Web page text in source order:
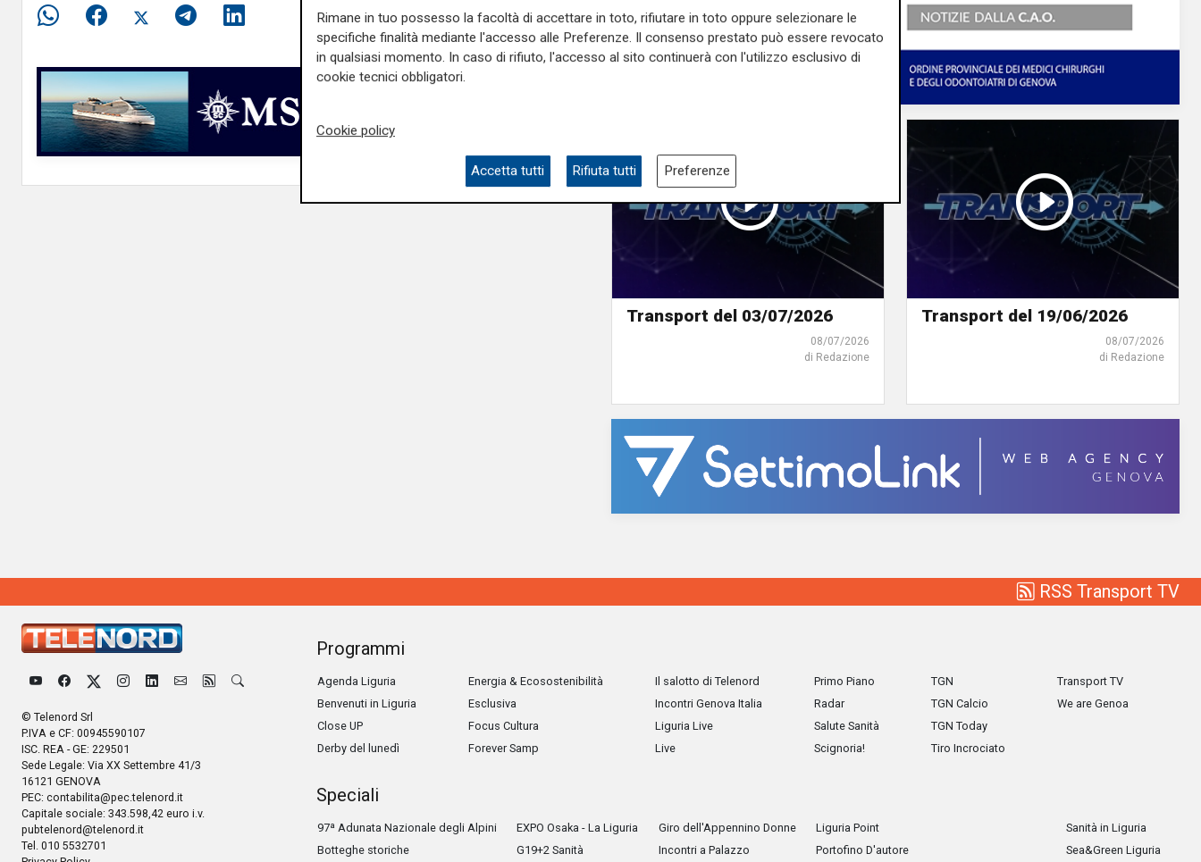
Transport del 03/07/2026
08/07/2026
di Redazione
Transport del 19/06/2026
08/07/2026
di Redazione
RSS Transport TV
© Telenord Srl
P.IVA e CF: 00945590107
ISC. REA - GE: 229501
Sede Legale: Via XX Settembre 41/3
16121 GENOVA
PEC: contabilita@pec.telenord.it
Capitale sociale: 343.598,42 euro i.v.
pubtelenord@telenord.it
Tel. 010 5532701
Programmi
Agenda Liguria
Benvenuti in Liguria
Close UP
Derby del lunedì
Energia & Ecosostenibilità
Esclusiva
Focus Cultura
Forever Samp
Il salotto di Telenord
Incontri Genova Italia
Liguria Live
Live
Primo Piano
Radar
Salute Sanità
Scignoria!
TGN
TGN Calcio
TGN Today
Tiro Incrociato
Transport TV
We are Genoa
Speciali
97ª Adunata Nazionale degli Alpini
Botteghe storiche
EXPO Osaka - La Liguria
G19+2 Sanità
Giro dell'Appennino Donne
Incontri a Palazzo
Liguria Point
Portofino D'autore
Sanità in Liguria
Sea&Green Liguria
Rimane in tuo possesso la facoltà di accettare in toto, rifiutare in toto oppure selezionare le
specifiche finalità mediante l'accesso alle Preferenze. Il consenso prestato può essere revocato
in qualsiasi momento. In caso di rifiuto, l'accesso al sito continuerà con l'utilizzo esclusivo di
cookie tecnici obbligatori.
Cookie policy
Accetta tutti Rifiuta tutti Preferenze